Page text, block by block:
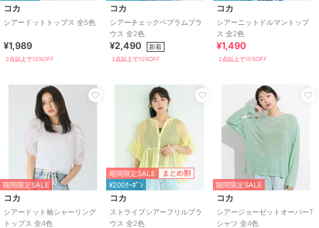
コカ
シアードットトップス 全5色
¥1,989
2点以上で10%OFF
コカ
シアーチェックペプラムブラ
ウス 全2色
¥2,490 新着
2点以上で10%OFF
コカ
シアーニットドルマントップ
ス 全2色
¥1,490
2点以上で10%OFF
期間限定SALE
コカ
シアードット袖シャーリング
トップス 全4色
期間限定SALE まとめ割
¥200ｸｰﾎﾟﾝ
コカ
ストライプシアーフリルブラ
ウス 全2色
期間限定SALE
コカ
シアージョーゼットオーバーT
シャツ 全4色